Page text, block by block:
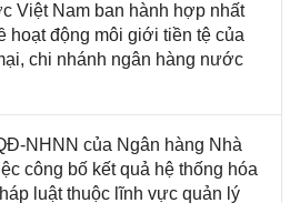
Việt Nam ban hành hợp nhất
hoạt động môi giới tiền tệ của
chi nhánh ngân hàng nước
NHNN của Ngân hàng Nhà
công bố kết quả hệ thống hóa
luật thuộc lĩnh vực quản lý